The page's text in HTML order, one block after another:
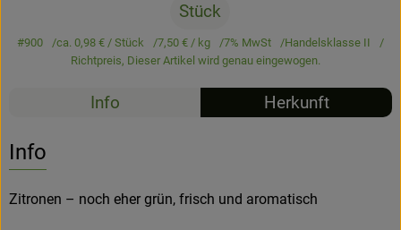
Stück
#900 ca. 0,98 € / Stück 7,50 € / kg 7% MwSt
Handelsklasse II
Richtpreis, Dieser Artikel wird genau eingewogen.
Info Herkunft
Info
Zitronen – noch eher grün, frisch und aromatisch